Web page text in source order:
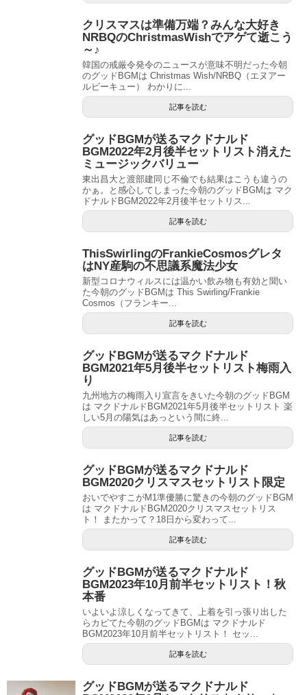
クリスマスは準備万端？みんな大好き
NRBQのChristmasWishでアゲて逝こう
～♪
韓国の戒厳令発令のニュースが意味不明だった今朝
のグッドBGMは Christmas Wish/NRBQ（エヌアー
ルビーキュー） わかりに...
記事を読む
グッドBGMが送るマクドナルド
BGM2022年2月後半セットリスト消えた
ミュージックバリュー
東出昌大と渡部建同じ不倫でも結果はこうも違うの
かぁ。と感心してしまった今朝のグッドBGMは マク
ドナルドBGM2022年2月後半セットリス...
記事を読む
ThisSwirlingのFrankieCosmosグレタ
はNY産駒の不思議系魔法少女
新型コロナウィルスには温かい飲み物も有効と聞い
た今朝のグッドBGMは This Swirling/Frankie
Cosmos（フランキー...
記事を読む
グッドBGMが送るマクドナルド
BGM2021年5月後半セットリスト梅雨入
り
九州地方の梅雨入り宣言をきいた今朝のグッドBGM
は マクドナルドBGM2021年5月後半セットリスト 楽
しい5月の陽気はあっという間に終...
記事を読む
グッドBGMが送るマクドナルド
BGM2020クリスマスセットリスト限定
おいでやすこがM1準優勝に驚きの今朝のグッドBGM
は マクドナルドBGM2020クリスマスセットリス
ト！ またかって？18日から変わって...
記事を読む
グッドBGMが送るマクドナルド
BGM2023年10月前半セットリスト！秋
本番
いよいよ涼しくなってきて、上着を引っ張り出した
らカビてた今朝のグッドBGMは マクドナルド
BGM2023年10月前半セットリスト！ セッ...
記事を読む
グッドBGMが送るマクドナルド